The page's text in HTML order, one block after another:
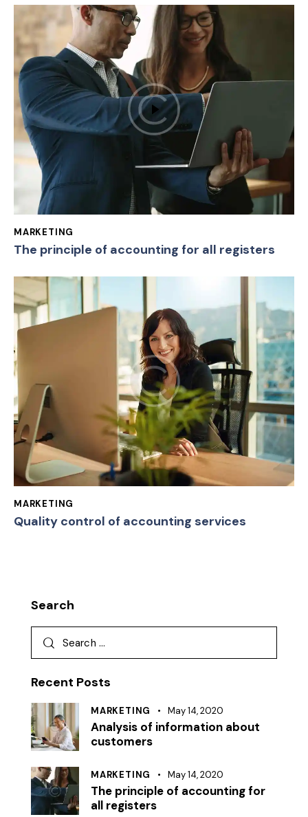
MARKETING
The principle of accounting for all registers
MARKETING
Quality control of accounting services
Search
Recent Posts
MARKETING May 14, 2020
Analysis of information about
customers
MARKETING May 14, 2020
The principle of accounting for
all registers